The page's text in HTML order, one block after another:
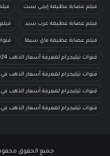
فيلم عصابة عظيمة إيجي بست
فيلم عصابة عظيمة عرب سيد
فيلم عصابة عظيمة ماي سيما
قنوات تيليجرام لمعرفة أسعار الذهب 2024
قنوات تيليجرام لمعرفة أسعار الذهب في
قنوات تيليجرام لمعرفة أسعار الذهب في
قنوات تيليجرام لمعرفة أسعار الذهب
جميع الحقوق محفوظة 2023 | موقع